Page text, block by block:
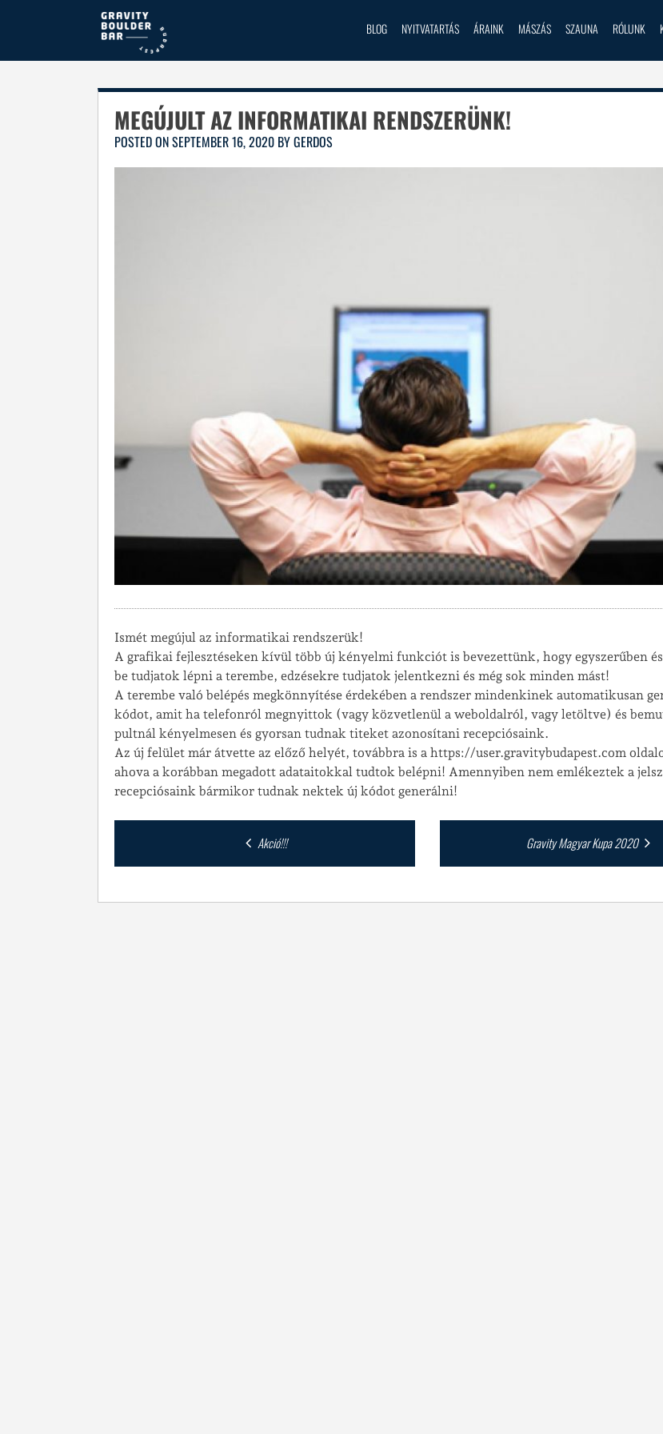
BLOG NYITVATARTÁS ÁRAINK MÁSZÁS SZAUNA RÓLUNK
MEGÚJULT AZ INFORMATIKAI RENDSZERÜNK!
POSTED ONSEPTEMBER 16, 2020 BYGERDOS
Ismét megújul az informatikai rendszerük!
A grafikai fejlesztéseken kívül több új kényelmi funkciót is bevezettünk, hogy egyszerűben
be tudjatok lépni a terembe, edzésekre tudjatok jelentkezni és még sok minden mást!
A terembe való belépés megkönnyítése érdekében a rendszer mindenkinek automatikusan
kódot, amit ha telefonról megnyittok (vagy közvetlenül a weboldalról, vagy letöltve) és
pultnál kényelmesen és gyorsan tudnak titeket azonosítani recepciósaink.
Az új felület már átvette az előző helyét, továbbra is a https://user.gravitybudapest.com
ahova a korábban megadott adataitokkal tudtok belépni! Amennyiben nem emlékeztek a
recepciósaink bármikor tudnak nektek új kódot generálni!
navigation
Akció!!! Gravity Magyar Kupa 2020